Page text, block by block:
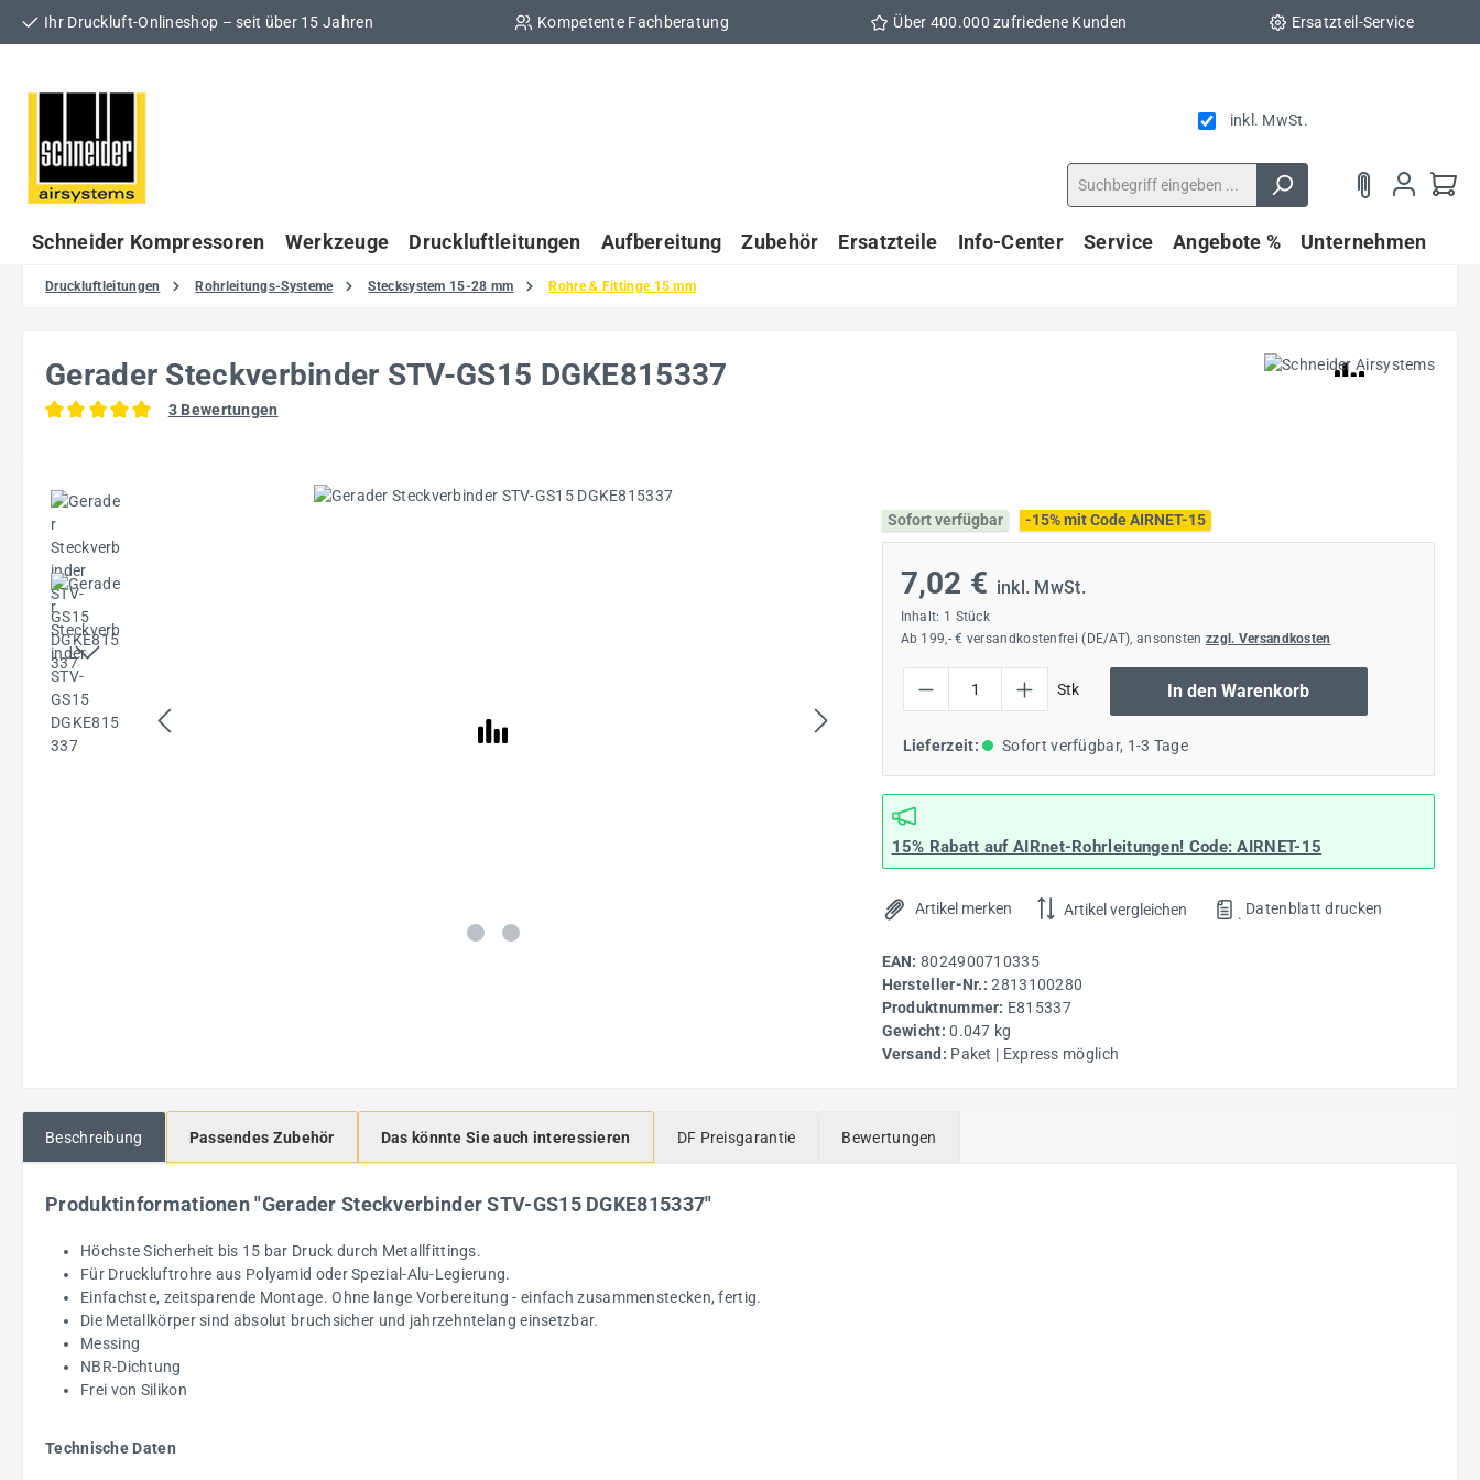
Hauptinhalt springen
Zur Suche springen
Zur Hauptnavigation springen
Ihr Druckluft-Onlineshop – seit über 15 Jahren Kompetente Fachberatung Über 400.000 zufriedene Kunden Ersatzteil-Service
inkl. MwSt.
Schneider Kompressoren Werkzeuge Druckluftleitungen Aufbereitung Zubehör Ersatzteile Info-Center Service Angebote % Unternehmen
Druckluftleitungen Rohrleitungs-Systeme Stecksystem 15-28 mm Rohre & Fittinge 15 mm
Gerader Steckverbinder STV-GS15 DGKE815337
3 Bewertungen
Bildergalerie überspringen
Sofort verfügbar
-15% mit Code AIRNET-15
7,02 € inkl. MwSt.
Inhalt: 1 Stück
Ab 199,- € versandkostenfrei (DE/AT), ansonsten zzgl. Versandkosten
Stk In den Warenkorb
Lieferzeit: Sofort verfügbar, 1-3 Tage
15% Rabatt auf AIRnet-Rohrleitungen! Code:AIRNET-15
Artikel merken Artikel vergleichen . Datenblatt drucken
EAN: 8024900710335
Hersteller-Nr.:2813100280
Produktnummer: E815337
Gewicht:0.047 kg
Versand: Paket | Express möglich
Beschreibung Passendes Zubehör Das könnte Sie auch interessieren DF Preisgarantie Bewertungen
Produktinformationen "Gerader Steckverbinder STV-GS15 DGKE815337"
Höchste Sicherheit bis 15 bar Druck durch Metallfittings.
Für Druckluftrohre aus Polyamid oder Spezial-Alu-Legierung.
Einfachste, zeitsparende Montage. Ohne lange Vorbereitung - einfach zusammenstecken, fertig.
Die Metallkörper sind absolut bruchsicher und jahrzehntelang einsetzbar.
Messing
NBR-Dichtung
Frei von Silikon
Technische Daten